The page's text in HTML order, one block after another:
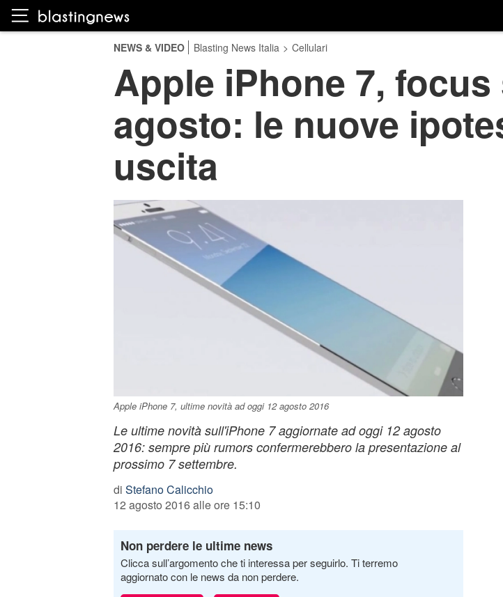
NEWS & VIDEO Blasting News Italia > Cellulari
Apple iPhone 7,
agosto: le nuove
uscita
Apple iPhone 7, ultime novità ad oggi 12 agosto 2016
Le ultime novità sull'iPhone 7 aggiornate ad oggi 12 agosto
2016: sempre più rumors confermerebbero la presentazione al
prossimo 7 settembre.
di Stefano Calicchio
12 agosto 2016 alle ore 15:10
Non perdere le ultime news
Clicca sull’argomento che ti interessa per seguirlo. Ti terremo
aggiornato con le news da non perdere.